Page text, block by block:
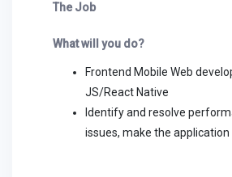
The Job
What will you do?
Frontend Mobile Web
JS/React Native
Identify and resolve
issues, make the